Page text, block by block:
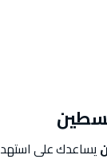
يساعدك على